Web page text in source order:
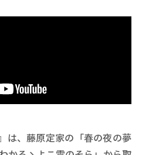
、藤原定家の「春の夜の夢